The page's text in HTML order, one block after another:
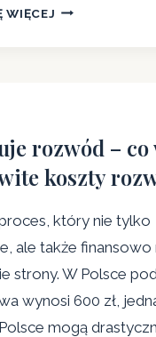
WIĘCEJ JAK
PRAKTYCZNE
WSKAZÓWKI
KROK
KROKU.
rozwód – co
koszty
który nie tylko
ale także finansowo
strony. W Polsce
wynosi 600 zł,
mogą